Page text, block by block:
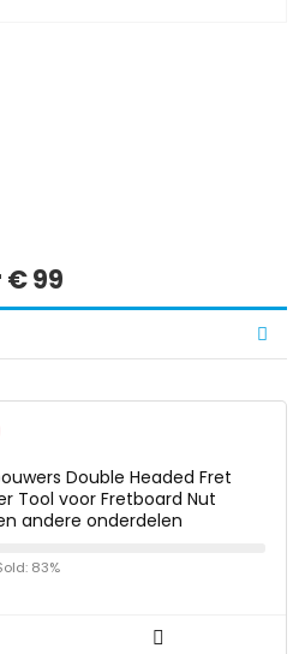
€ 99
Double Headed Fret
Tool voor Fretboard Nut
andere onderdelen
83%